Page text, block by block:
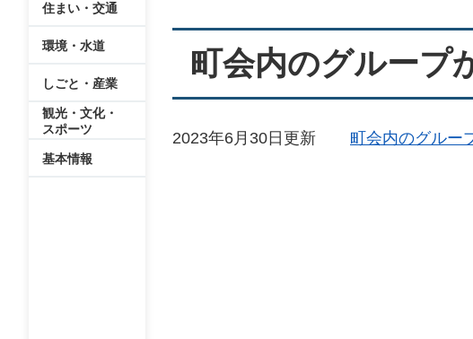
住まい・交通
環境・水道
しごと・産業
観光・文化・
スポーツ
基本情報
町会内のグループ
2023年6月30日更新 町会内のグルー